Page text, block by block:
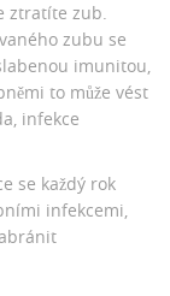
ztratíte zub.
zubu se
imunitou,
to může vést
infekce
se každý rok
infekcemi,